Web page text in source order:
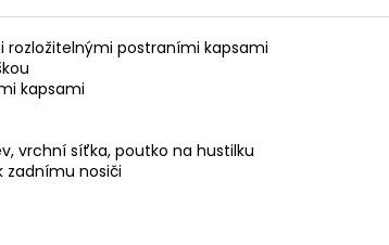
rozložitelnými postraními kapsami
kapsami
vrchní síťka, poutko na hustilku
zadnímu nosiči